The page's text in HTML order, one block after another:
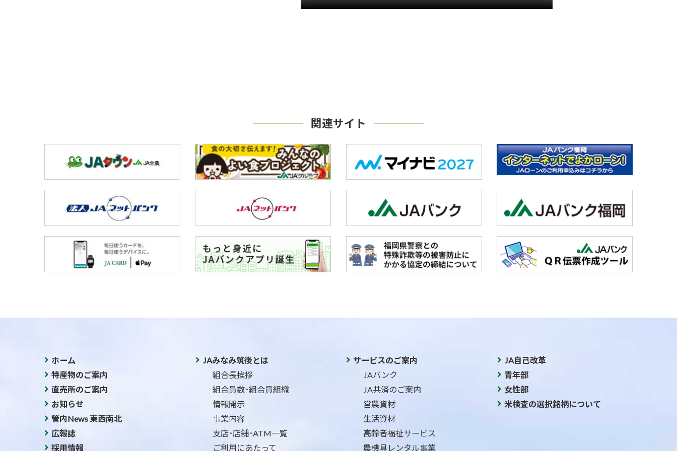
関連サイト
ホーム
特産物のご案内
直売所のご案内
お知らせ
管内News 東西南北
広報誌
採用情報
JAみなみ筑後とは
組合長挨拶
組合員数･組合員組織
情報開示
事業内容
支店･店舗･ATM一覧
ご利用にあたって
サービスのご案内
JAバンク
JA共済のご案内
営農資材
生活資材
高齢者福祉サービス
農機具レンタル事業
JA自己改革
青年部
女性部
米検査の選択銘柄について